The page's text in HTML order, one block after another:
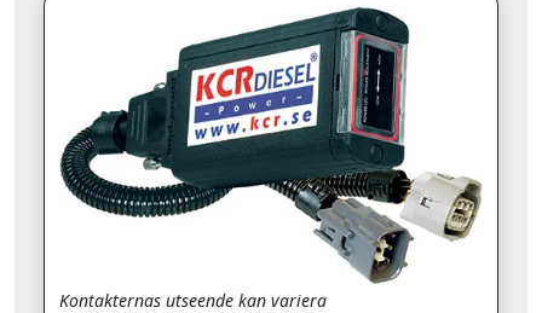
Kontakternas utseende kan variera